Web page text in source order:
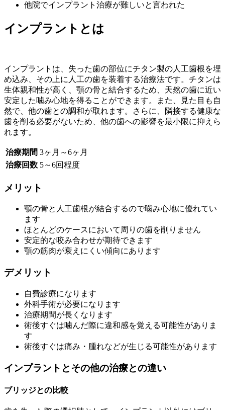
他院でインプラント治療が難しいと言われた
インプラントとは
インプラントは、失った歯の部位にチタン製の人工歯根を埋
め込み、その上に人工の歯を装着する治療法です。チタンは
生体親和性が高く、顎の骨と結合するため、天然の歯に近い
安定した噛み心地を得ることができます。また、見た目も自
然で、他の歯との調和が取れます。さらに、隣接する健康な
歯を削る必要がないため、他の歯への影響を最小限に抑えら
れます。
治療期間 3ヶ月～6ヶ月
治療回数 5～6回程度
メリット
顎の骨と人工歯根が結合するので噛み心地に優れてい
ます
ほとんどのケースにおいて周りの歯を削りません
安定的な咬み合わせが期待できます
顎の筋肉が衰えにくい傾向にあります
デメリット
自費診療になります
外科手術が必要になります
治療期間が長くなります
術後すぐは噛んだ際に違和感を覚える可能性がありま
す
術後すぐは痛み・腫れなどが生じる可能性があります
インプラントとその他の治療との違い
ブリッジとの比較